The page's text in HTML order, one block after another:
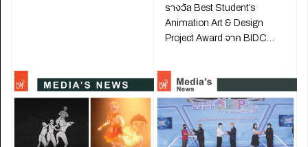
รางวัล Best Student’s
Animation Art & Design
Project Award จาก BIDC